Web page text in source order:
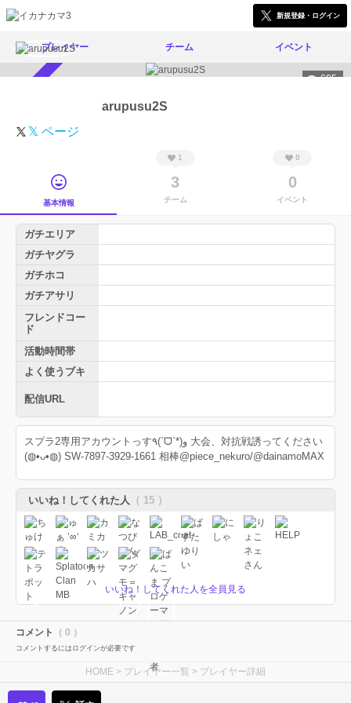
新規登録・ログイン
プレイヤー チーム イベント
605
arupusu2S
𝕏 ページ
基本情報
1
3
チーム
0
0
イベント
ガチエリア
ガチヤグラ
ガチホコ
ガチアサリ
フレンドコー
ド
活動時間帯
よく使うブキ
配信URL
スプラ2専用アカウントっす٩(ˊᗜˋ*)و 大会、対抗戦誘ってください
(◍•ᴗ•◍) SW-7897-3929-1661 相棒@piece_nekuro/@dainamoMAX
いいね！してくれた人 （ 15 ）
いいね！してくれた人を全員見る
コメント （ 0 ）
コメントするにはログインが必要です
HOME > プレイヤー一覧 > プレイヤー詳細